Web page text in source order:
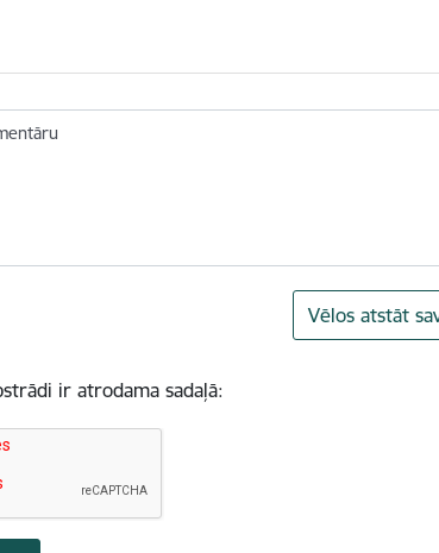
Vēlos atstāt
ir atrodama sadaļā: